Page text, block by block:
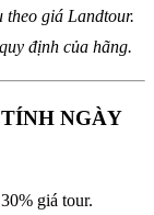
giá Landtour.
định của hãng.
NGÀY
giá tour.